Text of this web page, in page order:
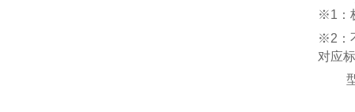
吸・
使用
围
※1：
※2：
对应